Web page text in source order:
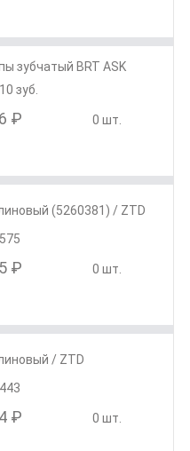
зубчатый BRT ASK
зуб.
₽ 0 шт.
(5260381) / ZTD
₽ 0 шт.
/ ZTD
₽ 0 шт.